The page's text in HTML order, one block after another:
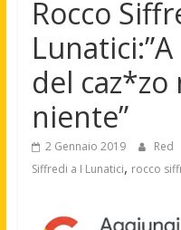
Rocco
del
niente”
2 Gennaio 2019 Red
Siffredi a I Lunatici, rocco